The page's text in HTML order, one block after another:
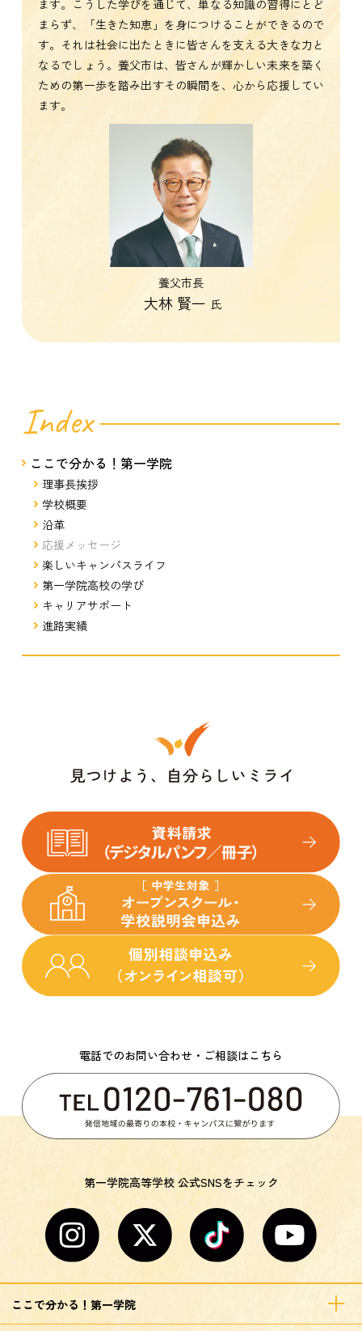
養父市長
大林 賢一 氏
ます。こうした学びを通じて、単なる知識の習得にとど
まらず、「生きた知恵」を身につけることができるので
す。それは社会に出たときに皆さんを支える大きな力と
なるでしょう。養父市は、皆さんが輝かしい未来を築く
ための第一歩を踏み出すその瞬間を、心から応援してい
ます。
Index
ここで分かる！第一学院
理事長挨拶
学校概要
沿革
応援メッセージ
楽しいキャンパスライフ
第一学院高校の学び
キャリアサポート
進路実績
電話でのお問い合わせ・ご相談はこちら
第一学院高等学校 公式SNSをチェック
ここで分かる！第一学院